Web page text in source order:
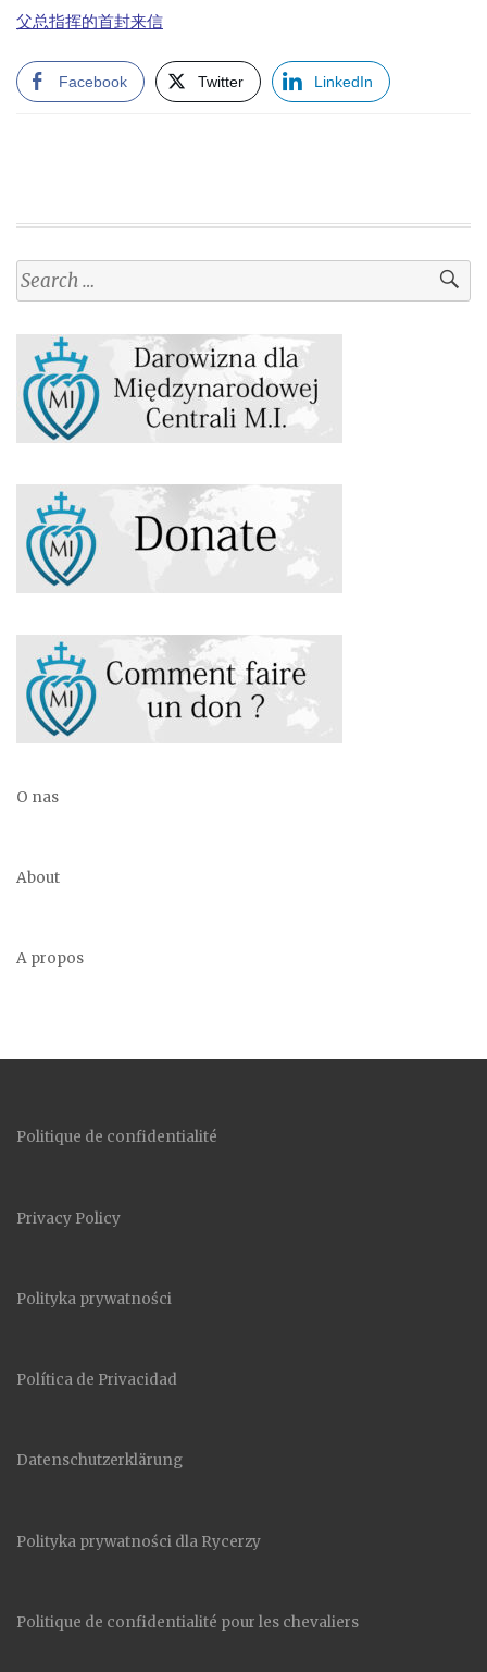
父总指挥的首封来信
Facebook Twitter LinkedIn
Search
for:
O nas
About
A propos
Politique de confidentialité
Privacy Policy
Polityka prywatności
Política de Privacidad
Datenschutzerklärung
Polityka prywatności dla Rycerzy
Politique de confidentialité pour les chevaliers